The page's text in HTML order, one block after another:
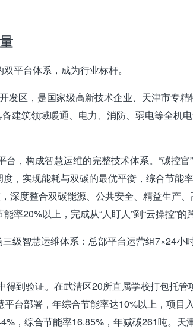
平台体系，成为行业标杆。
发区，是国家级高新技术企业、天津市专
备建筑领域暖通、电力、消防、弱电等全机
，构成智慧运维的完整技术体系。“碳控
，实现能耗与双碳的最优平衡，综合节能
深度整合双碳能源、公共安全、精益生产
能率20%以上 ，完成从“人盯人”到“云操控”的
级智慧运维体系 ：总部平台运营组7×24
得到验证。在武清区20所直属学校打包托管
台部署，年综合节能率达10%以上，项目
，综合节能率16.85%，年减碳261吨。 天